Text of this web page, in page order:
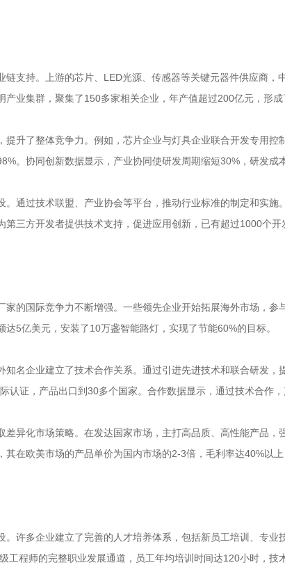
链支持。上游的芯片、LED光源、传感器等关键元器件供应商
业集群，聚集了150多家相关企业，年产值超过200亿元，形成
提升了整体竞争力。例如，芯片企业与灯具企业联合开发专用
。协同创新数据显示，产业协同使研发周期缩短30%，研发成
。通过技术联盟、产业协会等平台，推动行业标准的制定和实
三方开发者提供技术支持，促进应用创新，已有超过1000个开
家的国际竞争力不断增强。一些领先企业开始拓展海外市场，
5亿美元，安装了10万盏智能路灯，实现了节能60%的目标。
知名企业建立了技术合作关系。通过引进先进技术和联合研发
认证，产品出口到30多个国家。合作数据显示，通过技术合作
差异化市场策略。在发达国家市场，主打高品质、高性能产品
其在欧美市场的产品单价为国内市场的2-3倍，毛利率达40%以
。许多企业建立了完善的人才培养体系，包括新员工培训、专
工程师的完整职业发展通道，员工年均培训时间达120小时，技